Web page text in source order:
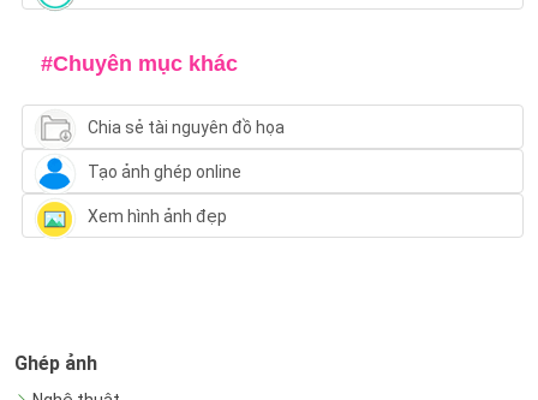
#Chuyên mục khác
Chia sẻ tài nguyên đồ họa
Tạo ảnh ghép online
Xem hình ảnh đẹp
Ghép ảnh